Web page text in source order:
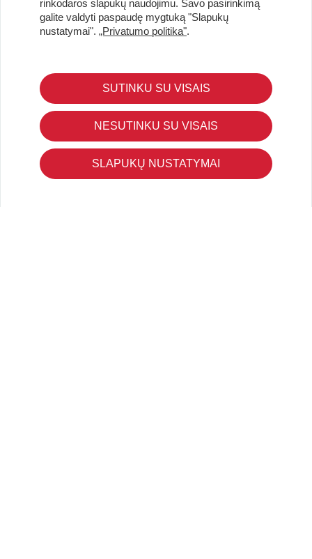
pasiūlymus!
KLIENTŲ APTARNAVIMAS
Pirkimo – pardavimo taisyklės
Pristatymas ir grąžinimas
Apmokėjimo būdai
Kokybės ir saugumo standartai
Privatumo taisyklės
rinkodaros slapukų naudojimu. Savo pasirinkimą
galite valdyti paspaudę mygtuką "Slapukų
nustatymai". „Privatumo politika".
SUTINKU SU VISAIS
NESUTINKU SU VISAIS
SLAPUKŲ NUSTATYMAI